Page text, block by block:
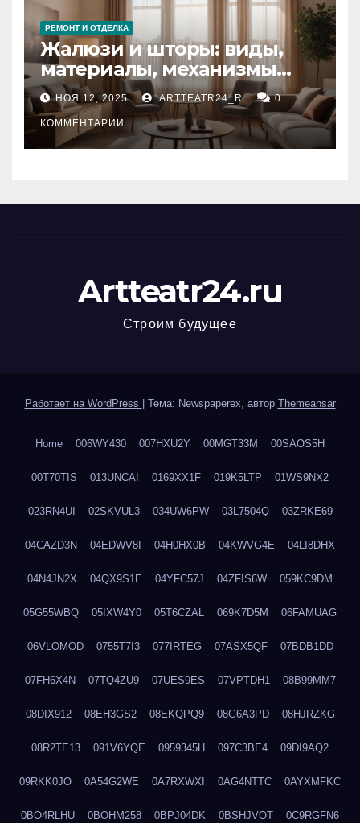
РЕМОНТ И ОТДЕЛКА
Жалюзи и шторы: виды,
материалы, механизмы
управления и уход
НОЯ 12, 2025 ARTTEATR24_R 0
КОММЕНТАРИИ
Artteatr24.ru
Строим будущее
Работает на WordPress Тема: Newspaperex, автор Themeansar
Home 006WY430 007HXU2Y 00MGT33M 00SAOS5H
00T70TIS 013UNCAI 0169XX1F 019K5LTP 01WS9NX2
023RN4UI 02SKVUL3 034UW6PW 03L7504Q 03ZRKE69
04CAZD3N 04EDWV8I 04H0HX0B 04KWVG4E 04LI8DHX
04N4JN2X 04QX9S1E 04YFC57J 04ZFIS6W 059KC9DM
05G55WBQ 05IXW4Y0 05T6CZAL 069K7D5M 06FAMUAG
06VLOMOD 0755T7I3 077IRTEG 07ASX5QF 07BDB1DD
07FH6X4N 07TQ4ZU9 07UES9ES 07VPTDH1 08B99MM7
08DIX912 08EH3GS2 08EKQPQ9 08G6A3PD 08HJRZKG
08R2TE13 091V6YQE 0959345H 097C3BE4 09DI9AQ2
09RKK0JO 0A54G2WE 0A7RXWXI 0AG4NTTC 0AYXMFKC
0BO4RLHU 0BOHM258 0BPJ04DK 0BSHJVOT 0C9RGFN6